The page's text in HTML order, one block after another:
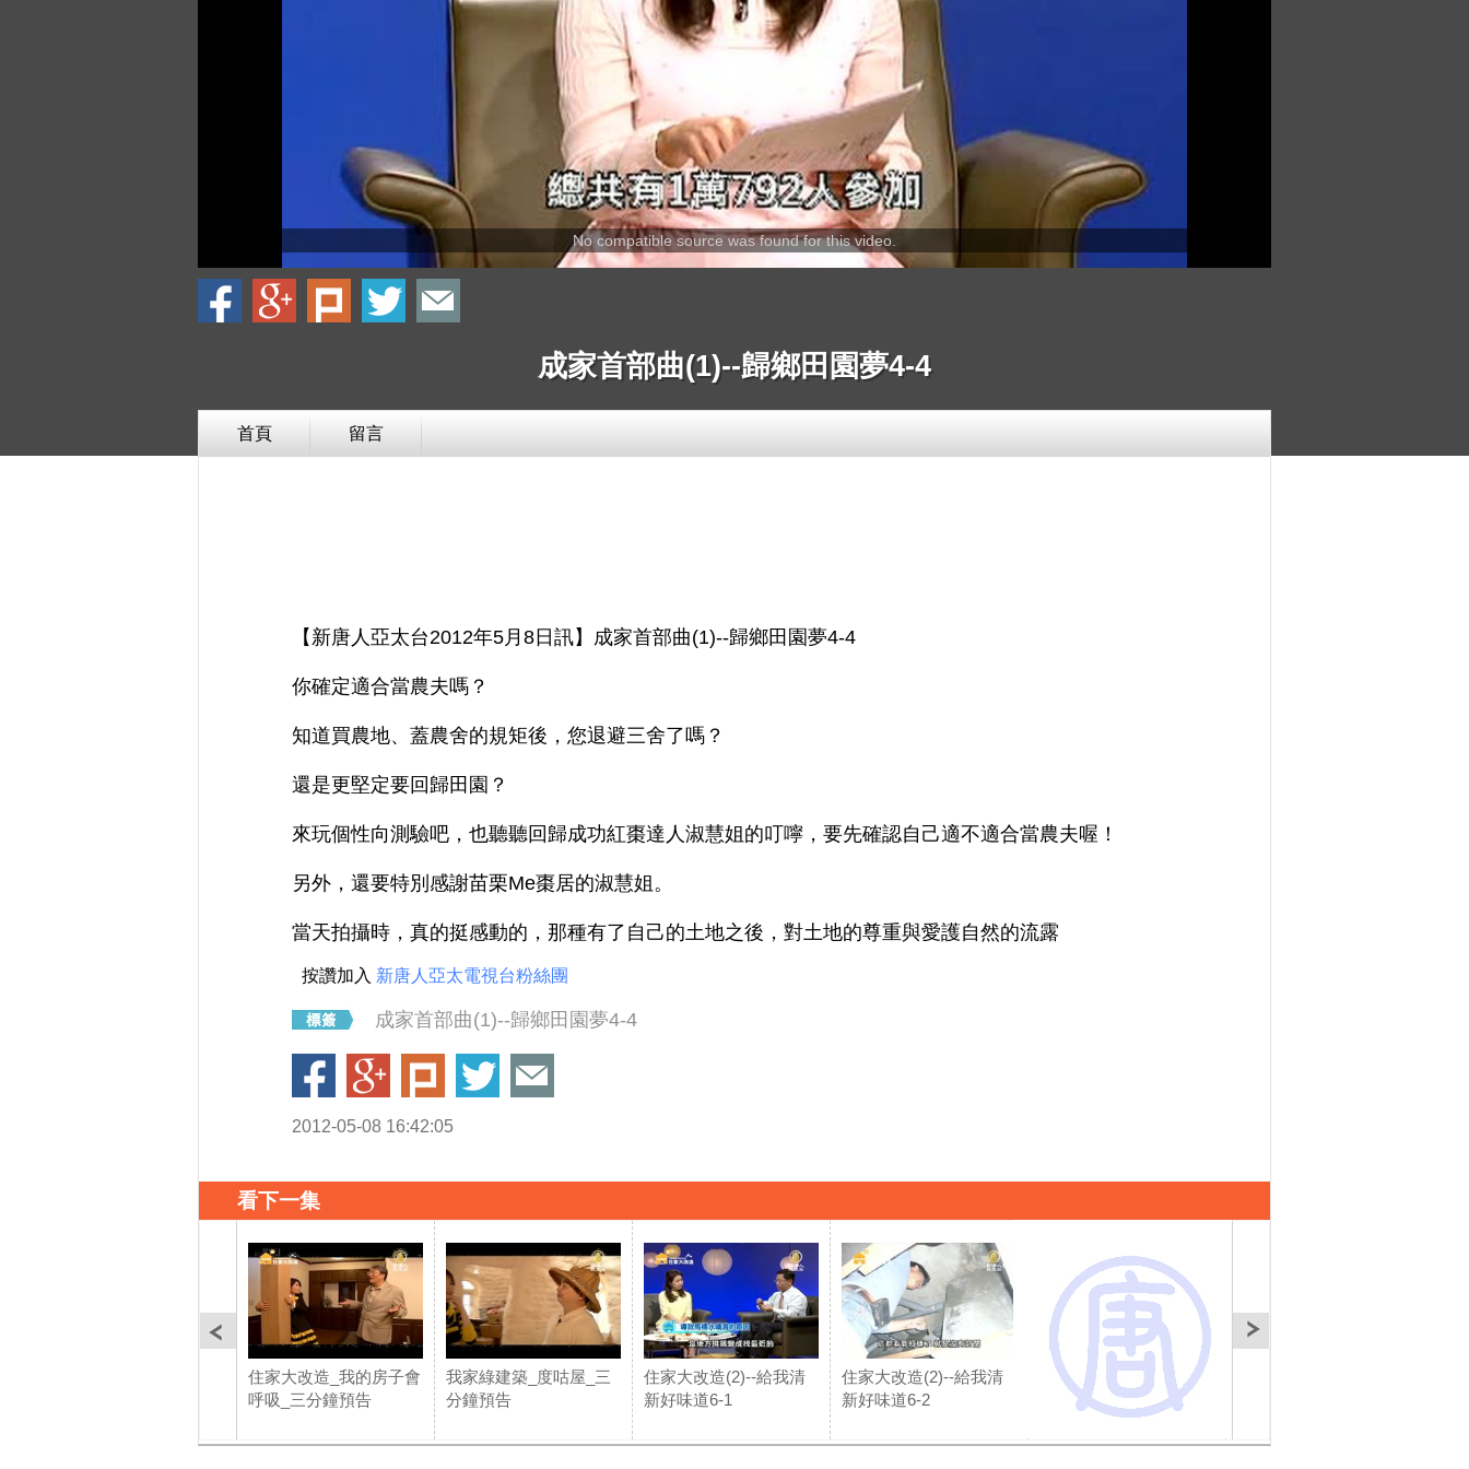
No compatible source was found for this video.
成家首部曲(1)--歸鄉田園夢4-4
首頁 留言
【新唐人亞太台2012年5月8日訊】成家首部曲(1)--歸鄉田園夢4-4
你確定適合當農夫嗎？
知道買農地、蓋農舍的規矩後，您退避三舍了嗎？
還是更堅定要回歸田園？
來玩個性向測驗吧，也聽聽回歸成功紅棗達人淑慧姐的叮嚀，要先確認自己適不適合當農夫喔！
另外，還要特別感謝苗栗Me棗居的淑慧姐。
當天拍攝時，真的挺感動的，那種有了自己的土地之後，對土地的尊重與愛護自然的流露
按讚加入 新唐人亞太電視台粉絲團
成家首部曲(1)--歸鄉田園夢4-4
2012-05-08 16:42:05
看下一集
住家大改造_我的房子會
呼吸_三分鐘預告
我家綠建築_度咕屋_三
分鐘預告
住家大改造(2)--給我清
新好味道6-1
住家大改造(2)--給我清
新好味道6-2
住家大改造(2)--給我清
新好味道6-3